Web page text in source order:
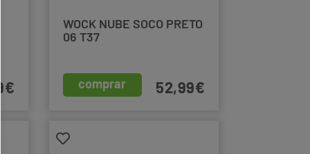
WOCK NUBE SOCO PRETO
06 T37
comprar 52,99€